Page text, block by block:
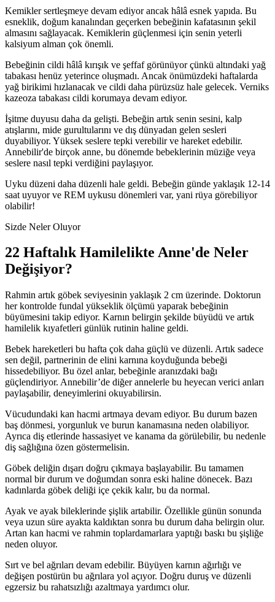
Kemikler sertleşmeye devam ediyor ancak hâlâ esnek yapıda. Bu
esneklik, doğum kanalından geçerken bebeğinin kafatasının şekil
almasını sağlayacak. Kemiklerin güçlenmesi için senin yeterli
kalsiyum alman çok önemli.
Bebeğinin cildi hâlâ kırışık ve şeffaf görünüyor çünkü altındaki yağ
tabakası henüz yeterince oluşmadı. Ancak önümüzdeki haftalarda
yağ birikimi hızlanacak ve cildi daha pürüzsüz hale gelecek. Verniks
kazeoza tabakası cildi korumaya devam ediyor.
İşitme duyusu daha da gelişti. Bebeğin artık senin sesini, kalp
atışlarını, mide gurultularını ve dış dünyadan gelen sesleri
duyabiliyor. Yüksek seslere tepki verebilir ve hareket edebilir.
Annebilir'de birçok anne, bu dönemde bebeklerinin müziğe veya
seslere nasıl tepki verdiğini paylaşıyor.
Uyku düzeni daha düzenli hale geldi. Bebeğin günde yaklaşık 12-14
saat uyuyor ve REM uykusu dönemleri var, yani rüya görebiliyor
olabilir!
Sizde Neler Oluyor
22 Haftalık Hamilelikte Anne'de Neler
Değişiyor?
Rahmin artık göbek seviyesinin yaklaşık 2 cm üzerinde. Doktorun
her kontrolde fundal yükseklik ölçümü yaparak bebeğinin
büyümesini takip ediyor. Karnın belirgin şekilde büyüdü ve artık
hamilelik kıyafetleri günlük rutinin haline geldi.
Bebek hareketleri bu hafta çok daha güçlü ve düzenli. Artık sadece
sen değil, partnerinin de elini karnına koyduğunda bebeği
hissedebiliyor. Bu özel anlar, bebeğinle aranızdaki bağı
güçlendiriyor. Annebilir’de diğer annelerle bu heyecan verici anları
paylaşabilir, deneyimlerini okuyabilirsin.
Vücudundaki kan hacmi artmaya devam ediyor. Bu durum bazen
baş dönmesi, yorgunluk ve burun kanamasına neden olabiliyor.
Ayrıca diş etlerinde hassasiyet ve kanama da görülebilir, bu nedenle
diş sağlığına özen göstermelisin.
Göbek deliğin dışarı doğru çıkmaya başlayabilir. Bu tamamen
normal bir durum ve doğumdan sonra eski haline dönecek. Bazı
kadınlarda göbek deliği içe çekik kalır, bu da normal.
Ayak ve ayak bileklerinde şişlik artabilir. Özellikle günün sonunda
veya uzun süre ayakta kaldıktan sonra bu durum daha belirgin olur.
Artan kan hacmi ve rahmin toplardamarlara yaptığı baskı bu şişliğe
neden oluyor.
Sırt ve bel ağrıları devam edebilir. Büyüyen karnın ağırlığı ve
değişen postürün bu ağrılara yol açıyor. Doğru duruş ve düzenli
egzersiz bu rahatsızlığı azaltmaya yardımcı olur.